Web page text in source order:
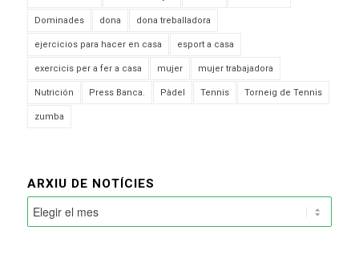
Dominades dona dona treballadora
ejercicios para hacer en casa esport a casa
exercicis per a fer a casa mujer mujer trabajadora
Nutrición Press Banca. Pàdel Tennis Torneig de Tennis
zumba
ARXIU DE NOTÍCIES